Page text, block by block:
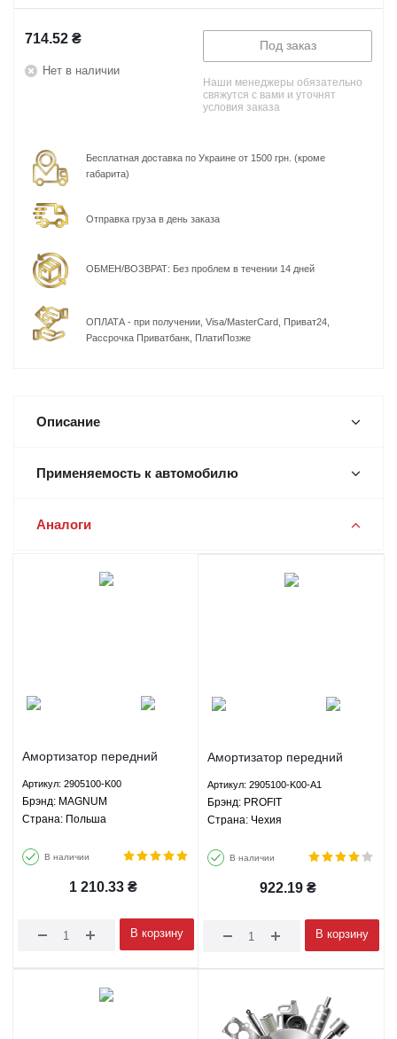
714.52 ₴
Нет в наличии
Под заказ
Наши менеджеры обязательно
свяжутся с вами и уточнят
условия заказа
Бесплатная доставка по Украине от 1500 грн. (кроме
габарита)
Отправка груза в день заказа
ОБМЕН/ВОЗВРАТ: Без проблем в течении 14 дней
ОПЛАТА - при получении, Visa/MasterCard, Приват24,
Рассрочка Приватбанк, ПлатиПозже
Описание
Применяемость к автомобилю
Аналоги
Амортизатор передний
Ховер H2 Хавал H3 Хавал
H5 Сейф Ф1 Вингл Вингл 5
Пегасус - 2905100-K00
Артикул: 2905100-K00
Брэнд: MAGNUM
Страна: Польша
В наличии
1 210.33₴
В корзину
Амортизатор передний
Ховер H2 Хавал H3 Хавал
H5 Сейф Ф1 Вингл Вингл 5
Пегасус - 2905100-K00-A1
Артикул: 2905100-K00-A1
Брэнд: PROFIT
Страна: Чехия
В наличии
922.19 ₴
В корзину